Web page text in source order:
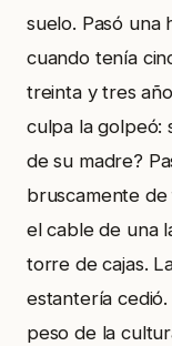
suelo. Pasó una
cuando tenía
treinta y tres
culpa la golpeó:
de su madre?
bruscamente
el cable de una
torre de cajas.
estantería
peso de la